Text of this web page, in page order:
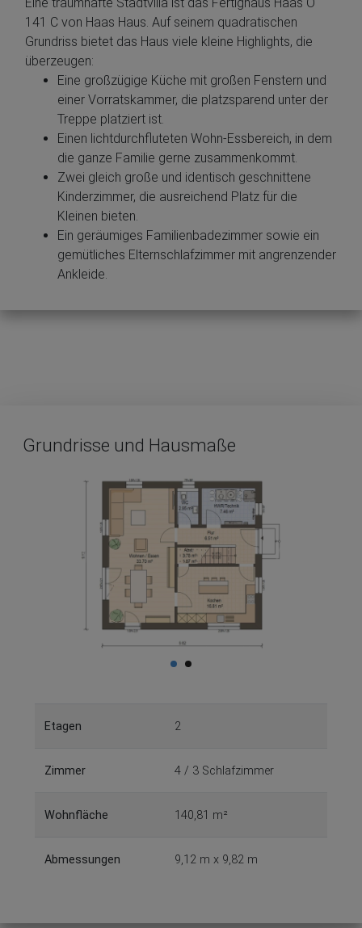
Eine traumhafte Stadtvilla ist das Fertighaus Haas O
141 C von Haas Haus. Auf seinem quadratischen
Grundriss bietet das Haus viele kleine Highlights, die
überzeugen:
Eine großzügige Küche mit großen Fenstern und
einer Vorratskammer, die platzsparend unter der
Treppe platziert ist.
Einen lichtdurchfluteten Wohn-Essbereich, in dem
die ganze Familie gerne zusammenkommt.
Zwei gleich große und identisch geschnittene
Kinderzimmer, die ausreichend Platz für die
Kleinen bieten.
Ein geräumiges Familienbadezimmer sowie ein
gemütliches Elternschlafzimmer mit angrenzender
Ankleide.
Grundrisse und Hausmaße
Etagen 2
Zimmer 4 / 3 Schlafzimmer
Wohnfläche 140,81 m²
Abmessungen 9,12 m x 9,82 m